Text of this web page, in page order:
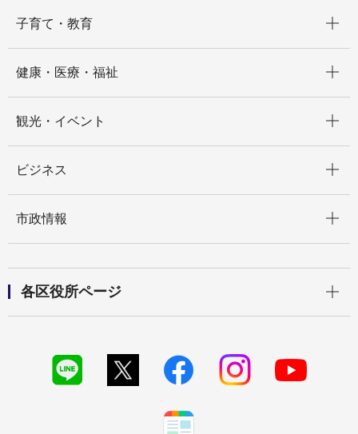
子育て・教育
健康・医療・福祉
観光・イベント
ビジネス
市政情報
各区役所ページ